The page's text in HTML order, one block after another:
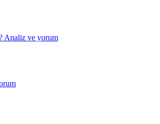
Analiz ve yorum